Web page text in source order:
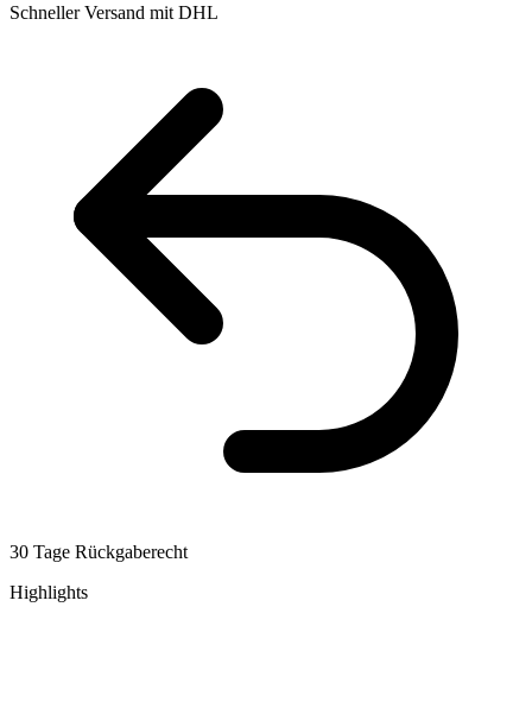
Schneller Versand mit DHL
30 Tage Rückgaberecht
Highlights